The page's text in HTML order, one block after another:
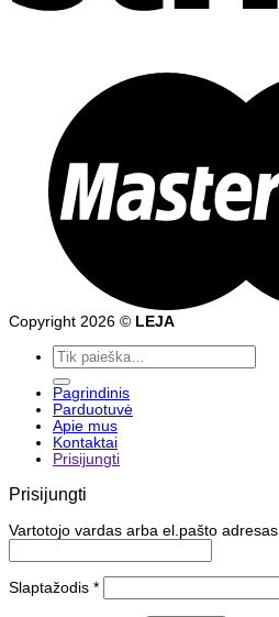
Copyright 2026 © LEJA
Ieškoti:
Pagrindinis
Parduotuvė
Apie mus
Kontaktai
Prisijungti
Prisijungti
Vartotojo vardas arba el.pašto adresas
Slaptažodis *